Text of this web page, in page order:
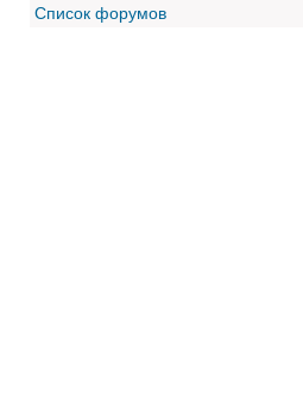
Список форумов